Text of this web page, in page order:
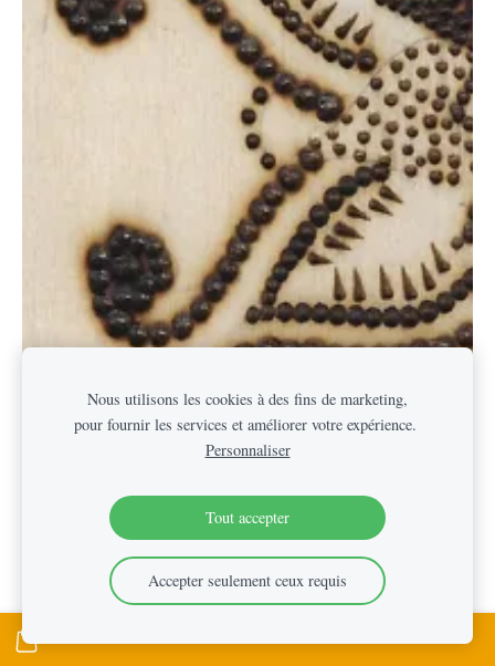
Nous utilisons les cookies à des fins de marketing,
pour fournir les services et améliorer votre expérience.
Personnaliser
Tout accepter
Accepter seulement ceux requis